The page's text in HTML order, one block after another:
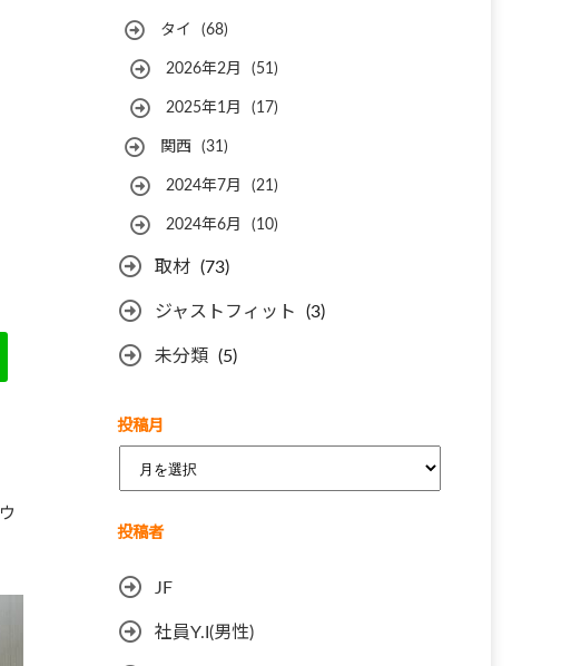
タイ (68)
2026年2月 (51)
2025年1月 (17)
関西 (31)
2024年7月 (21)
2024年6月 (10)
取材 (73)
ジャストフィット (3)
未分類 (5)
投稿月
ー
イ
投稿者
JF
社員Y.I(男性)